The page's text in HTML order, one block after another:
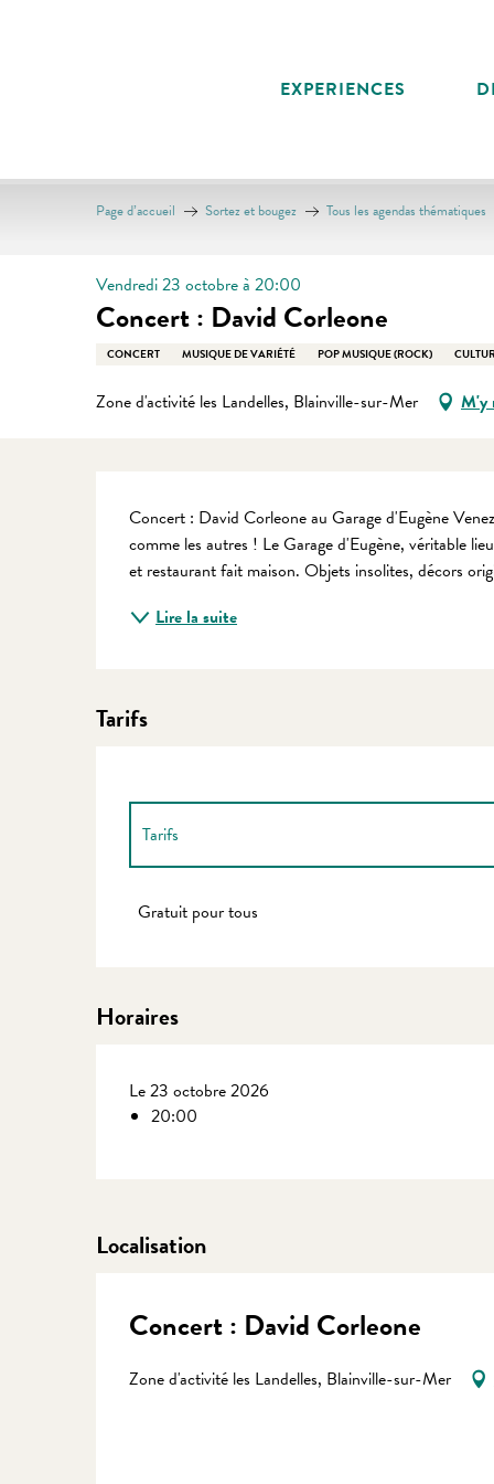
EXPERIENCES
Page d’accueil Sortez et bougez Tous les agendas thématiques
Vendredi 23 octobre à 20:00
Concert : David Corleone
CONCERT MUSIQUE DE VARIÉTÉ POP MUSIQUE (ROCK)
Zone d'activité les Landelles, Blainville-sur-Mer M'y
Description
Concert : David Corleone au Garage d'Eugène
comme les autres ! Le Garage d'Eugène, véritable
et restaurant fait maison. Objets insolites, décors
Lire la suite
Tarifs
Tarifs
Tarifs 2027
Gratuit pour tous
Horaires
Le 23 octobre 2026
20:00
Localisation
Concert : David Corleone
Zone d'activité les Landelles, Blainville-sur-Mer